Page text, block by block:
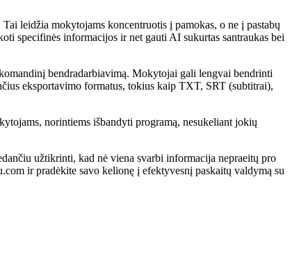
leidžia mokytojams koncentruotis į pamokas, o ne į pastabų
specifinės informacijos ir net gauti AI sukurtas santraukas bei
bendradarbiavimą. Mokytojai gali lengvai bendrinti
eksportavimo formatus, tokius kaip TXT, SRT (subtitrai),
norintiems išbandyti programą, nesukeliant jokių
užtikrinti, kad nė viena svarbi informacija nepraeitų pro
ir pradėkite savo kelionę į efektyvesnį paskaitų valdymą su